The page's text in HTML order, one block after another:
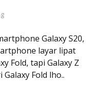
Galaxy S20,
layar lipat
Fold, tapi Galaxy Z
Fold lho..